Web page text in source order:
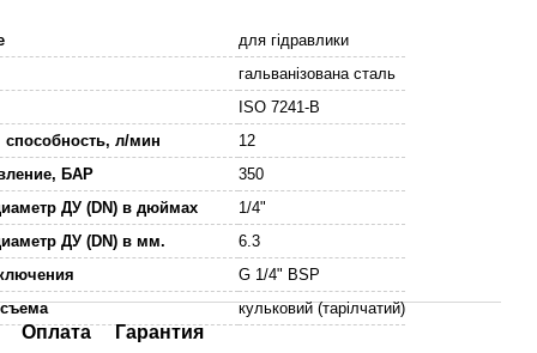
для гідравлики
гальванізована сталь
ISO 7241-B
способность, л/мин
12
БАР
350
ДУ (DN) в дюймах
1/4"
ДУ (DN) в мм.
6.3
G 1/4" BSP
кульковий (тарілчатий)
Оплата Гарантия